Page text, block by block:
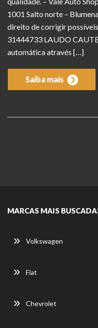
1001 Salto norte –
direito de corrigir
31444733 LAUDO
automática através […]
Saiba mais
MARCAS MAIS
Volkswagen
Fiat
Chevrolet